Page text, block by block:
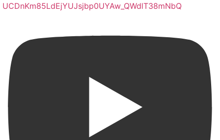
UCDnKm85LdEjYUJsjbp0UYAw_QWdlT38mNbQ